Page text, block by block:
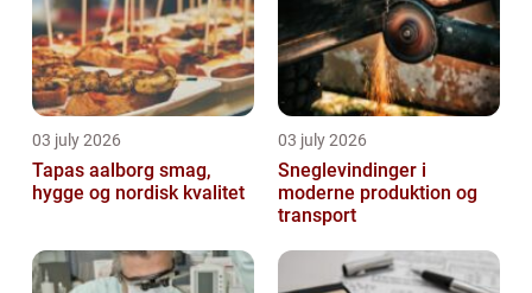
03 july 2026
Tapas aalborg smag,
hygge og nordisk kvalitet
03 july 2026
Sneglevindinger i
moderne produktion og
transport